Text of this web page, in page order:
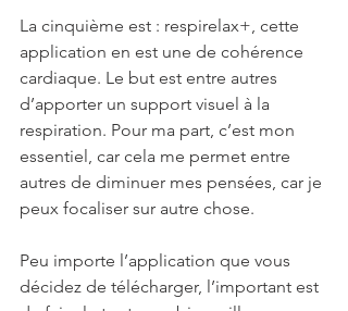
La cinquième est : respirelax+, cette
application en est une de cohérence
cardiaque. Le but est entre autres
d’apporter un support visuel à la
respiration. Pour ma part, c’est mon
essentiel, car cela me permet entre
autres de diminuer mes pensées, car je
peux focaliser sur autre chose.
Peu importe l’application que vous
décidez de télécharger, l’important est